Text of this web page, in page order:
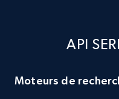
API
Moteurs de